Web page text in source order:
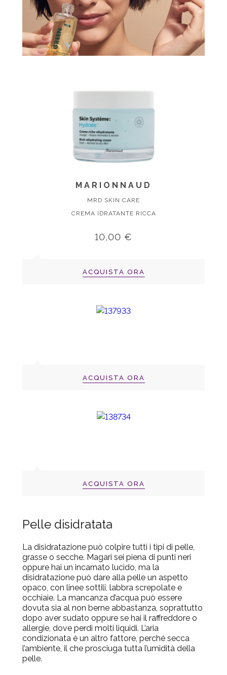
MARIONNAUD
MRD SKIN CARE
CREMA IDRATANTE RICCA
10,00 €
ACQUISTA ORA
ACQUISTA ORA
ACQUISTA ORA
Pelle disidratata
La disidratazione può colpire tutti i tipi di pelle,
grasse o secche. Magari sei piena di punti neri
oppure hai un incarnato lucido, ma la
disidratazione può dare alla pelle un aspetto
opaco, con linee sottili, labbra screpolate e
occhiaie. La mancanza d’acqua può essere
dovuta sia al non berne abbastanza, soprattutto
dopo aver sudato oppure se hai il raffreddore o
allergie, dove perdi molti liquidi. L’aria
condizionata è un altro fattore, perché secca
l’ambiente, il che prosciuga tutta l’umidità della
pelle.